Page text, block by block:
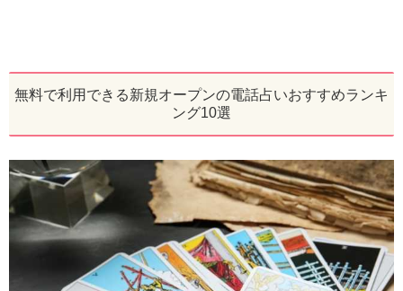
無料で利用できる新規オープンの電話占いおすすめランキ
ング10選